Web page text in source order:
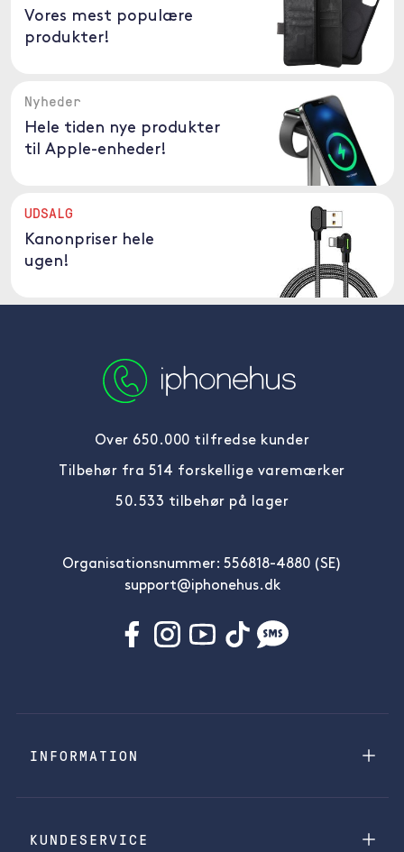
Vores mest populære
produkter!
Nyheder
Hele tiden nye produkter
til Apple-enheder!
UDSALG
Kanonpriser hele
ugen!
Over 650.000 tilfredse kunder
Tilbehør fra 514 forskellige varemærker
50.533 tilbehør på lager
Organisationsnummer: 556818-4880 (SE)
support@iphonehus.dk
INFORMATION
KUNDESERVICE